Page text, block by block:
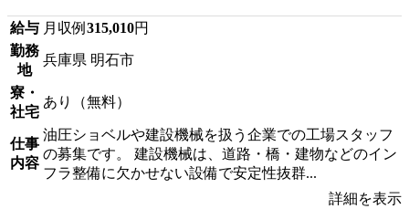
給与 月収例 315,010円
勤務
地
兵庫県 明石市
寮・
社宅
あり（無料）
仕事
内容
油圧ショベルや建設機械を扱う企業での工場スタッフ
の募集です。 建設機械は、道路・橋・建物などのイン
フラ整備に欠かせない設備で安定性抜群...
詳細を表示